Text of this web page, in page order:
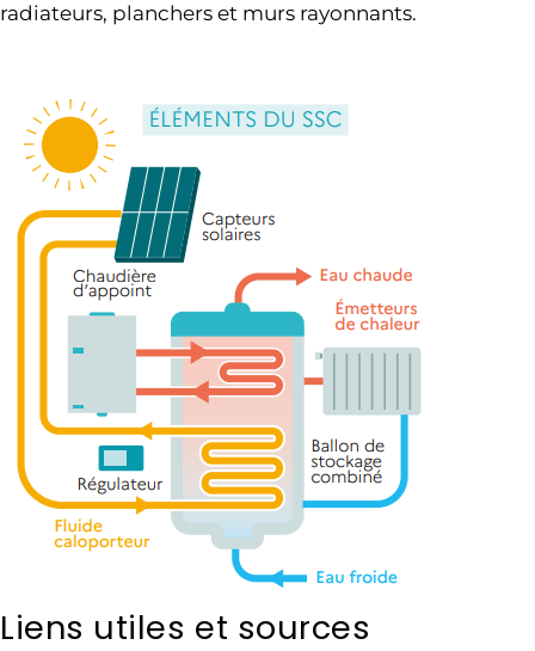
radiateurs, planchers et murs rayonnants.
Liens utiles et sources